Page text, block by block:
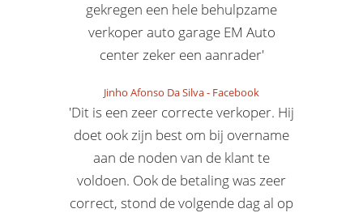
gekregen een hele behulpzame
verkoper auto garage EM Auto
center zeker een aanrader'
Jinho Afonso Da Silva- Facebook
'Dit is een zeer correcte verkoper. Hij
doet ook zijn best om bij overname
aan de noden van de klant te
voldoen. Ook de betaling was zeer
correct, stond de volgende dag al op